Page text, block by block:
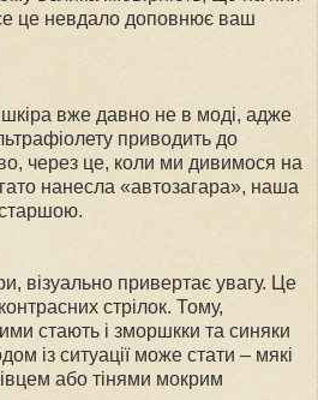
це невдало доповнює ваш
вже давно не в моді, адже
приводить до
через це, коли ми дивимося на
нанесла «автозагара», наша
старшою.
візуально привертає увагу. Це
стрілок. Тому,
стають і зморшкки та синяки
із ситуації може стати – мякі
або тінями мокрим